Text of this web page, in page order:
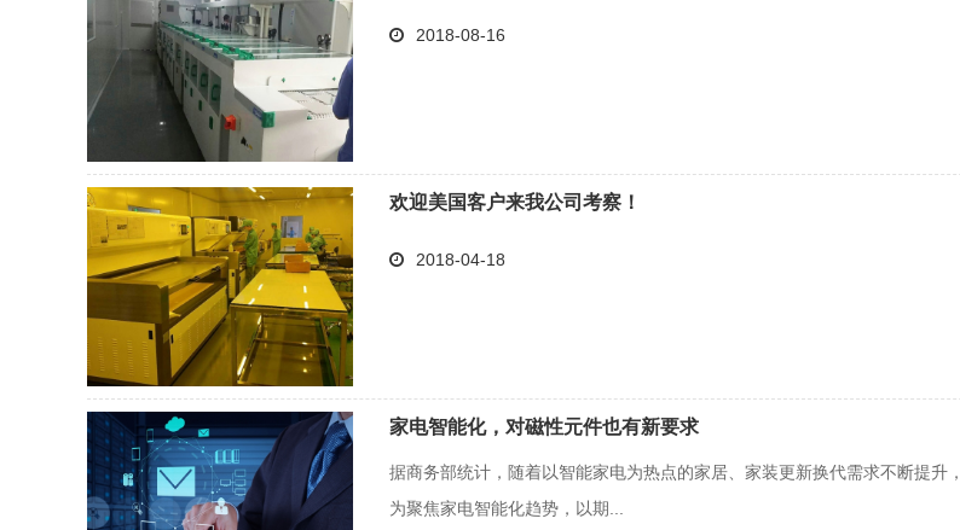
2018-08-16
欢迎美国客户来我公司考察！
2018-04-18
家电智能化，对磁性元件也有新要求
据商务部统计，随着以智能家电为热点的家居、家装更新换代需求不断提
为聚焦家电智能化趋势，以期...